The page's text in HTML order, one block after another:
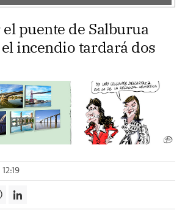
puente de Salburua
incendio tardará dos